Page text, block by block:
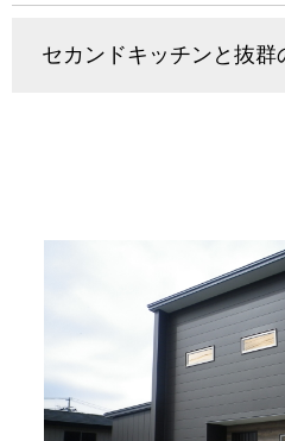
セカンドキッチンと抜